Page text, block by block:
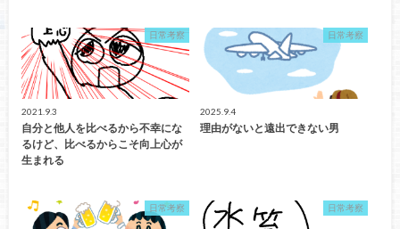
日常考察
2021.9.3
自分と他人を比べるから不幸にな
るけど、比べるからこそ向上心が
生まれる
日常考察
2025.9.4
理由がないと遠出できない男
日常考察 日常考察